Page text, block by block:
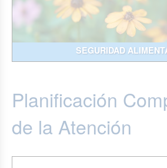
SEGURIDAD
Planificación
de la Atención